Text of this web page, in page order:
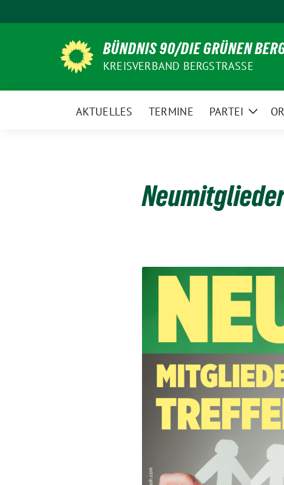
zum
BÜNDNIS 90/DIE GRÜNEN
KREISVERBAND BERGSTRASSE
AKTUELLES TERMINE PARTEI
Zeige